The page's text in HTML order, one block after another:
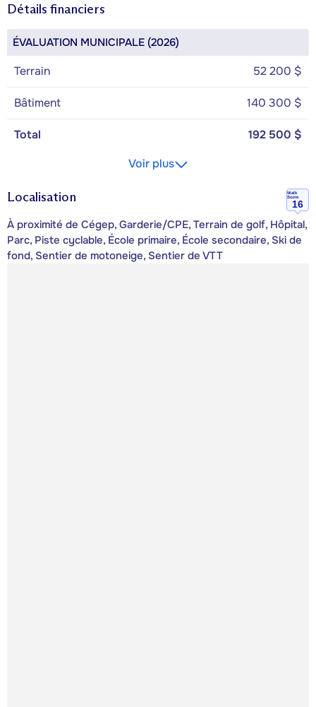
Détails financiers
ÉVALUATION MUNICIPALE (2026)
Terrain 52 200 $
Bâtiment 140 300 $
Total
192 500 $
Voir plus
Localisation
Walk
Score
16
À proximité de Cégep, Garderie/CPE, Terrain de golf, Hôpital,
Parc, Piste cyclable, École primaire, École secondaire, Ski de
fond, Sentier de motoneige, Sentier de VTT